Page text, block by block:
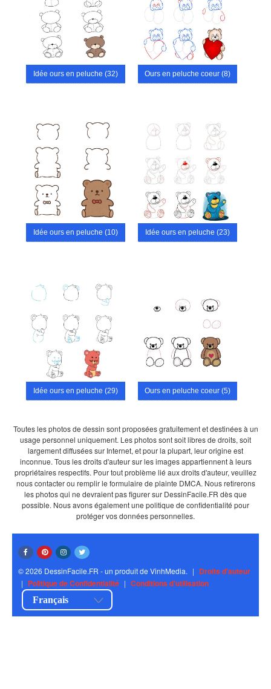
Idée ours en peluche (32) Ours en peluche coeur (8)
Idée ours en peluche (10) Idée ours en peluche (23)
Idée ours en peluche (29) Ours en peluche coeur (5)
Toutes les photos de dessin sont proposées gratuitement et destinées à un
usage personnel uniquement. Les photos sont soit libres de droits, soit
largement diffusées sur Internet, et pour la plupart, leur origine est
inconnue. Tous les droits d'auteur sur les images appartiennent à leurs
propriétaires respectifs. Pour tout problème lié aux droits d'auteur, veuillez
nous contacter ou remplir le formulaire de plainte DMCA. Nous retirerons
les photos qui ne devraient pas figurer sur DessinFacile.FR dès que
possible. Nous avons également une politique de confidentialité pour
protéger vos données personnelles.
© 2026 DessinFacile.FR - un produit de VinhMedia. | Droits d'auteur
| Politique de Confidentialité | Conditions d'utilisation
Français